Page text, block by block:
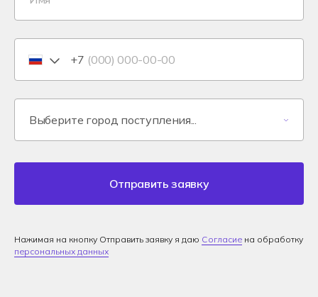
+7
Отправить заявку
Нажимая на кнопку Отправить заявку я даю Согласие на обработку
персональных данных